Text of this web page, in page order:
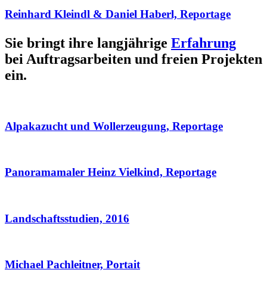
Reinhard Kleindl & Daniel Haberl, Reportage
Sie bringt ihre langjährige Erfahrung
bei Auftragsarbeiten und freien Projekten
ein.
Alpakazucht und Wollerzeugung, Reportage
Panoramamaler Heinz Vielkind, Reportage
Landschaftsstudien, 2016
Michael Pachleitner, Portait